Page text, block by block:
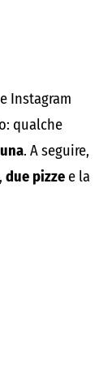
Instagram
qualche
. A seguire,
due pizze e la